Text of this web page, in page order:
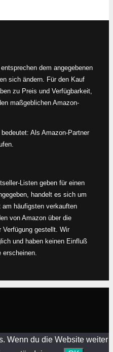
dem angegebenen
sich ändern. Für den Kauf
zu Preis und Verfügbarkeit,
maßgeblichen Amazon-
Als Amazon-Partner
Listen geben für einen
handelt es sich um
häufigsten verkauften
von Amazon über die
gestellt. Wir
und haben keinen Einfluß
erscheinen.
Wenn du die Website weiter